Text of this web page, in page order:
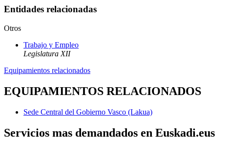
Entidades relacionadas
Otros
Trabajo y Empleo
Legislatura XII
Equipamientos relacionados
EQUIPAMIENTOS RELACIONADOS
Sede Central del Gobierno Vasco (Lakua)
Servicios mas demandados en Euskadi.eus